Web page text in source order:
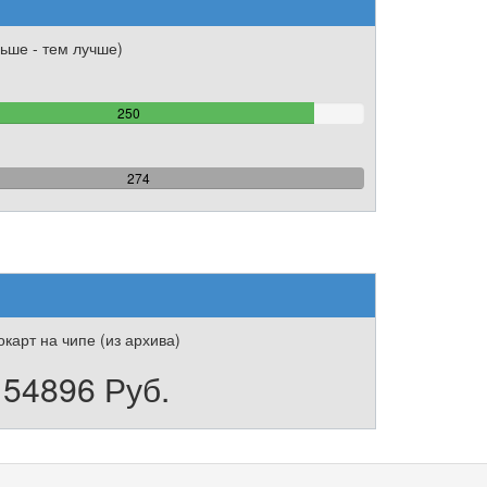
- тем лучше)
250
91.240875912409%
274
100%
на чипе (из архива)
Руб.